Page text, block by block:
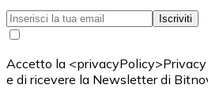
Iscriviti
Accetto la
e di ricevere la Newsletter di